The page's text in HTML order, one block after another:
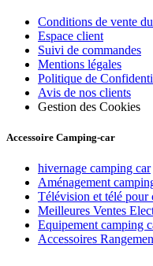
Conditions de vente
Espace client
Suivi de commandes
Mentions légales
Politique de
Avis de nos clients
Gestion des Cookies
Accessoire Camping-car
hivernage camping car
Aménagement
Télévision et télé pour
Meilleures Ventes
Equipement camping
Accessoires